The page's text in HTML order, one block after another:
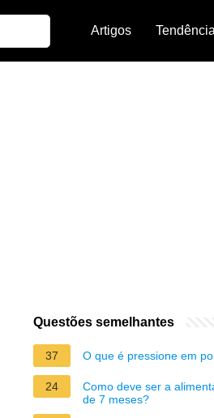
Artigos
Questões semelhantes
37 O que é pressione em
24
Como deve ser a
de 7 meses?